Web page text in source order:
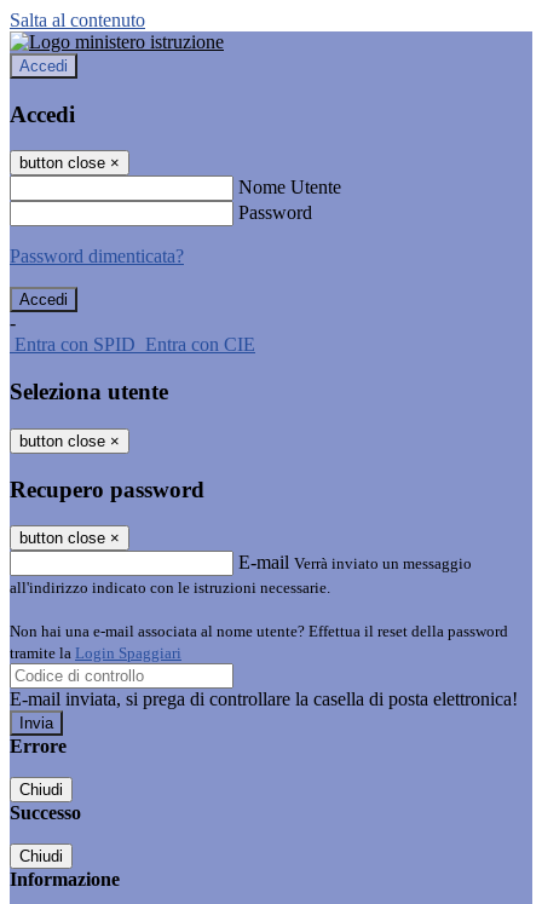
Salta al contenuto
Accedi
Accedi
button close ×
Nome Utente
Password
Password dimenticata?
-
Entra con SPID Entra con CIE
Seleziona utente
button close ×
Recupero password
button close ×
E-mail Verrà inviato un messaggio
all'indirizzo indicato con le istruzioni necessarie.
Non hai una e-mail associata al nome utente? Effettua il reset della password
tramite la Login Spaggiari
E-mail inviata, si prega di controllare la casella di posta elettronica!
Errore
Chiudi
Successo
Chiudi
Informazione